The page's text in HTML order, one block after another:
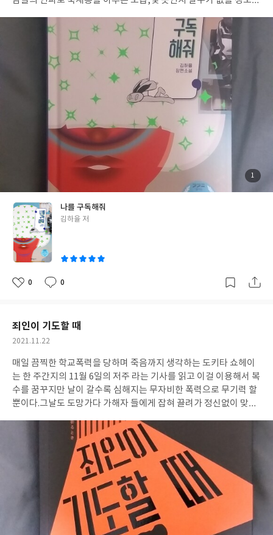
절묘하게 잘 표현했는데 마지막 작가의 말 처럼 어느쪽에 치우치지
않으려는 노력의 흔적이 가득했고 "지금까지 제 작품을 읽어본 적
없는 독자도 재밌게 읽을 수 있지 않을까 한다" 라는 그의 자신감 넘
치는 말이 가슴에 와닿는 아이와 어른,고타로의 팬과 나처럼 그에게
선입관이 남아 있던 독자나 처음 고타로의 작품을 만나는 사람이든
모두가 만족하길 바라며 거꾸로 소크라테스 리뷰를 마친다.
명동성당...서울에서 태어나 30년 넘게 살면서 나에게 명동이란 곳
은 학창시절 친구들과의 약속 장소로 함께 쇼핑도 하고 맛집을 찾으
러 다니며 꽤 많은 시간을 보낸 곳이었고 그 이후론 먹고 살기에 바
빠서 친구나 지인들 결혼식 때문에 명동성당에 몇 번 가본것이 전부
였고 이미 그때는 한국어 간판보다 중국어 간판이 더 많이 보이는 1
0대 시절과는 전혀 다르게 여기가 한국 땅이지만 한국이 아닌것 같
은 많은 이질감이 느껴지는 곳으로 바뀌게 되었다. 한때는 대한민국
에서 늘 핫 한 곳이였지만 언제부턴가 이미지가 이상하게 바뀌면서
중국인 일본인 등 아시아 관광객으로 항상 바글바글 하지만 내국인
들은 안 찾게 되는 과거의 낭만과 추억이 사라진 동네라는 생각이 든
다.하지만 과거가 어떻든 지금이 어떤 모습이든 이젠 전부 모든게 그
리울 수 밖에 없는데 제 아무리 명동이라도 코로나의 직격탄을 피할
수는 없었고 내국인이든 관광객이든 사람들의 발길이 많이 줄어들
며 과거의 위상은 사라진 채 지금은 한 집 건너 빈 점포라며 낮아진
임대료와 명동상권이 초토화 됐다는 기사들을 보는 것이 현실이다.
어쨌든 많이 변했다고 하지만 대한민국에서 명동이 주는 그 의미는
아직도 영향력이 있다고 생각되는데 이 곳을 배경으로 청년세대의
꿈과 희망 현실을 리얼하게 담은 김하율 작가의 소설 '나를 구독해
다 포기하고 30살에 명동에서도 가장 중심에 있는 화장품 매장에 알
의 반전과 전환점이 되는 인물 호텔리어 남자사람 친구인 강하오!친
구들인 이 세 사람의 모습을 통하여 현재 청춘들이 겪고 있는 불안한
있다고 진부한 메세지를 명동 곳곳에 풍경과 그 안에서 먹고 살아가
는 사람들의 위트있고 디테일한 묘사들이 귀엽고 인간적인 냄새가
흐른다. 또 이야기 중간 중간에 메모처럼 들어가 있는 유명 화장품들
의 탄생 비화,재료와 성분들,수많은 화장법 등 화장품에 대한 역사
점장으로 올라가고 이 화장품 매장을 발판 삼아서 새로운 도전과 희
망이 생기는 과정들이 과장되지 않은 캐릭터들과 유머와 소소한 반
전을 넣으며 부담없이 읽을 수 있었던 화장품 백과사전 같은 소설이
곳은 이곳뿐일 것이다. 주인공이 일하면서 느끼는 이런 점들은 코로
나 이전의 명동의 모습일 것이다.그런 거부감 이질감 속에서도 명동
은 코로나가 끝나면 또 다른 방향으로 명맥을 유지 할 것이고 그 안
에서의 사람들도 여기 소설처럼 누군가는 떠나고 누군가는 계속 남
첨
부
사
1
나를 구독해줘
글
김하율 저
좋
0
댓
0
작
죄인이 기도할 때
작
일
2021.11.22
매일 끔찍한 학교폭력을 당하며 죽음까지 생각하는 도키타 쇼헤이
는 한 주간지의 11월 6일의 저주 라는 기사를 읽고 이걸 이용해서 복
수를 꿈꾸지만 날이 갈수록 심해지는 무자비한 폭력으로 무기력 할
뿐이다.그날도 도망가다 가해자 들에게 잡혀 끌려가 정신없이 맞고
를 도와 주는데 도키타의 사정을 들은 피에로는 괴롭히는 학생을 죽
여주겠다는 제안을 하고 도키타는 경찰에 잡히지 않을 완벽한 살인
시나리오를 구상하는데 도키타는 피에로의 도움으로 복수를 완성
할 수 있을까?갑자기 바람처럼 나타나 도키타의 지옥같은 상황에서
작은 희망이 된 피에로의 정체는? 사랑하는 사람들을 범죄자에게
잃은 유족들이 가해자에게 합법적으로 복수한다는 유족의 입장에
서 이해하지만 만만치 않은 후유증이 기다리고 있는 합법적 폭력의
양면성을 그린 고바야시 유카의저지먼트는 올해 읽은 수많은 소설